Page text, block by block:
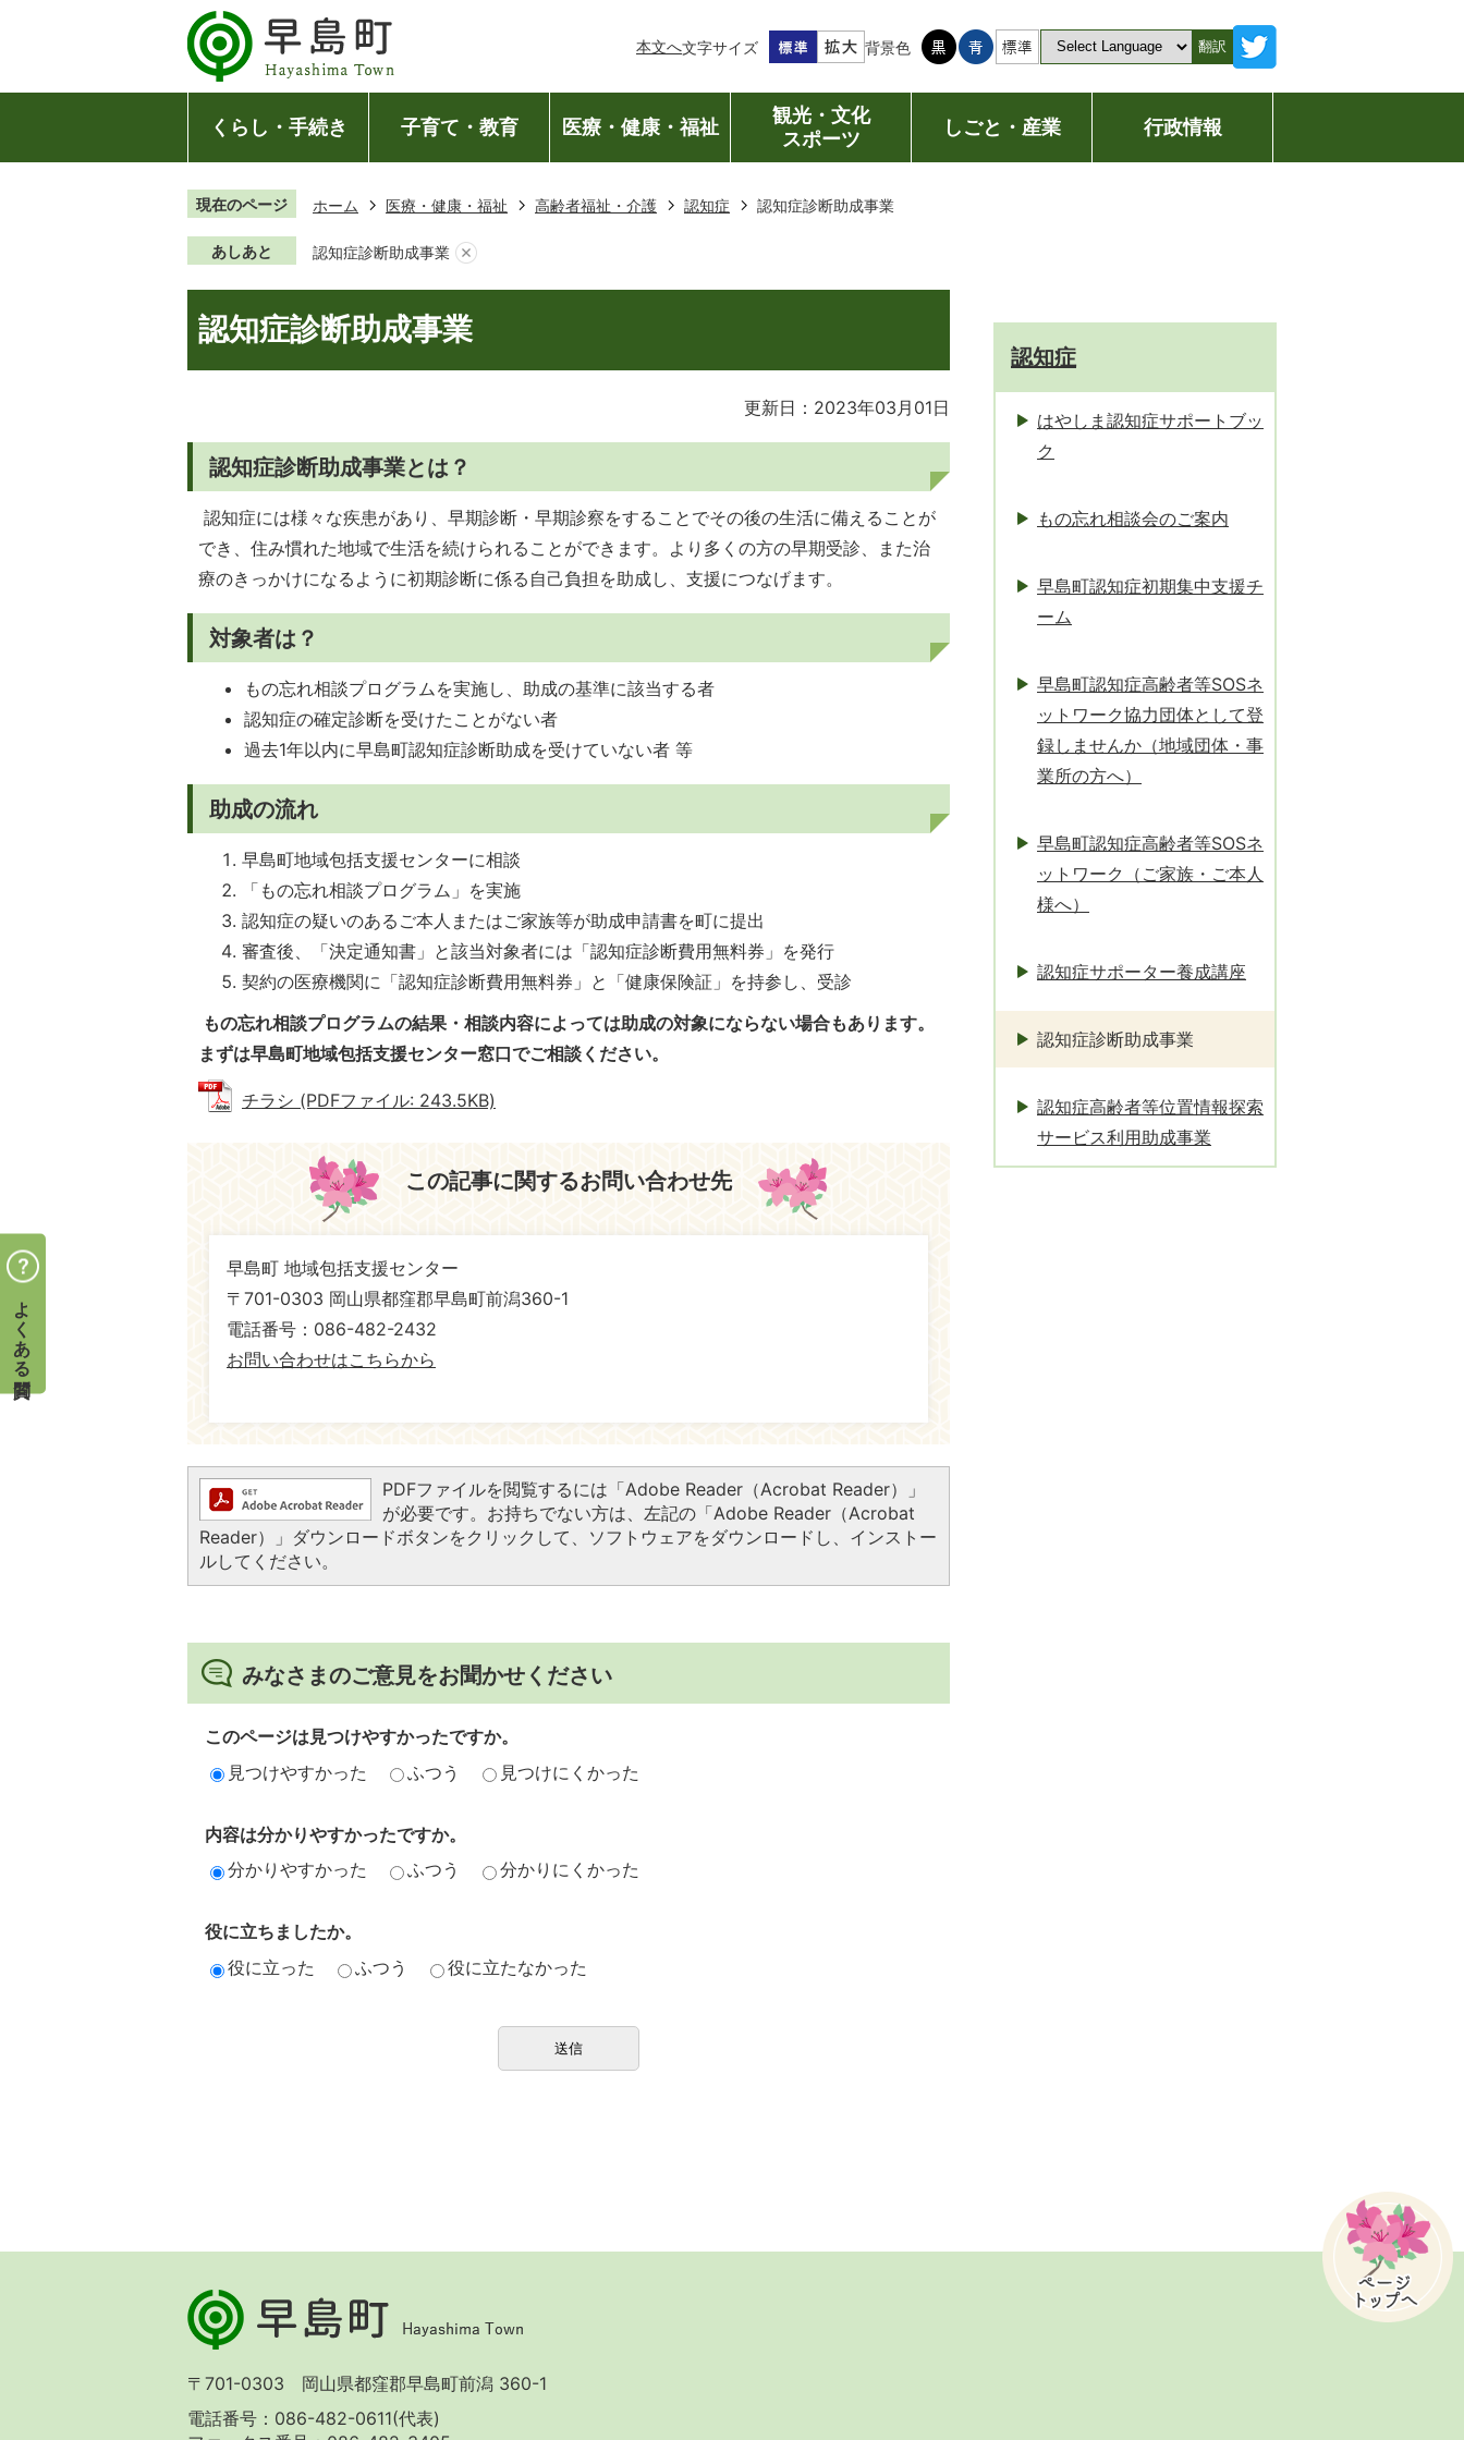
本文へ文字サイズ 背景色 翻訳
くらし・手続き 子育て・教育 医療・健康・福祉
観光・文化
スポーツ
しごと・産業 行政情報
現在のページ ホーム 医療・健康・福祉 高齢者福祉・介護 認知症 認知症診断助成事業
あしあと 認知症診断助成事業
認知症診断助成事業
更新日：2023年03月01日
認知症診断助成事業とは？
認知症には様々な疾患があり、早期診断・早期診察をすることでその後の生活に備えることが
でき、住み慣れた地域で生活を続けられることができます。より多くの方の早期受診、また治
療のきっかけになるように初期診断に係る自己負担を助成し、支援につなげます。
対象者は？
もの忘れ相談プログラムを実施し、助成の基準に該当する者
認知症の確定診断を受けたことがない者
過去1年以内に早島町認知症診断助成を受けていない者 等
助成の流れ
早島町地域包括支援センターに相談
「もの忘れ相談プログラム」を実施
認知症の疑いのあるご本人またはご家族等が助成申請書を町に提出
審査後、「決定通知書」と該当対象者には「認知症診断費用無料券」を発行
契約の医療機関に「認知症診断費用無料券」と「健康保険証」を持参し、受診
もの忘れ相談プログラムの結果・相談内容によっては助成の対象にならない場合もあります。
まずは早島町地域包括支援センター窓口でご相談ください。
チラシ (PDFファイル: 243.5KB)
この記事に関するお問い合わせ先
早島町 地域包括支援センター
〒701-0303 岡山県都窪郡早島町前潟360-1
電話番号：086-482-2432
お問い合わせはこちらから
PDFファイルを閲覧するには「Adobe Reader（Acrobat Reader）」
が必要です。お持ちでない方は、左記の「Adobe Reader（Acrobat
Reader）」ダウンロードボタンをクリックして、ソフトウェアをダウンロードし、インストー
ルしてください。
みなさまのご意見をお聞かせください
このページは見つけやすかったですか。
見つけやすかった
ふつう 見つけにくかった
内容は分かりやすかったですか。
分かりやすかった
ふつう 分かりにくかった
役に立ちましたか。
役に立った
ふつう 役に立たなかった
認知症
はやしま認知症サポートブッ
ク
もの忘れ相談会のご案内
早島町認知症初期集中支援チ
ーム
早島町認知症高齢者等SOSネ
ットワーク協力団体として登
録しませんか（地域団体・事
業所の方へ）
早島町認知症高齢者等SOSネ
ットワーク（ご家族・ご本人
様へ）
認知症サポーター養成講座
認知症診断助成事業
認知症高齢者等位置情報探索
サービス利用助成事業
よくある質問
早
島
町
Hayashima
Town
〒701-0303 岡山県都窪郡早島町前潟 360-1
電話番号：086-482-0611(代表)